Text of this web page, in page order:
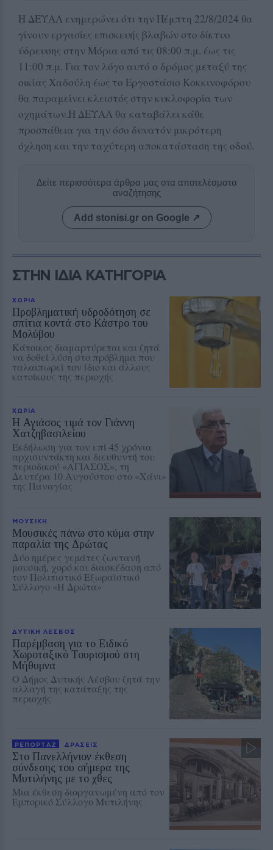
Η ΔΕΥΑΛ ενημερώνει ότι την Πέμπτη 22/8/2024 θα
γίνουν εργασίες επισκευής βλαβών στο δίκτυο
ύδρευσης στην Μόρια από τις 08:00 π.μ. έως τις
11:00 π.μ. Για τον λόγο αυτό ο δρόμος μεταξύ της
οικίας Χαδούλη έως το Εργοστάσιο Κοκκινοφόρου
θα παραμείνει κλειστός στην κυκλοφορία των
οχημάτων.Η ΔΕΥΑΛ θα καταβάλει κάθε
προσπάθεια για την όσο δυνατόν μικρότερη
όχληση και την ταχύτερη αποκατάσταση της οδού.
Δείτε περισσότερα άρθρα μας στα αποτελέσματα
αναζήτησης
Add stonisi.gr on Google ↗
ΣΤΗΝ ΙΔΙΑ ΚΑΤΗΓΟΡΙΑ
ΧΩΡΙΑ
Προβληματική υδροδότηση σε
σπίτια κοντά στο Κάστρο του
Μολύβου
Κάτοικος διαμαρτύρεται και ζητά
να δοθεί λύση στο πρόβλημα που
ταλαιπωρεί τον ίδιο και άλλους
κατοίκους της περιοχής
ΧΩΡΙΑ
Η Αγιάσος τιμά τον Γιάννη
Χατζηβασιλείου
Εκδήλωση για τον επί 45 χρόνια
αρχισυντάκτη και διευθυντή του
περιοδικού «ΑΓΙΑΣΟΣ», τη
Δευτέρα 10 Αυγούστου στο «Χάνι»
της Παναγίας
ΜΟΥΣΙΚΗ
Μουσικές πάνω στο κύμα στην
παραλία της Δρώτας
Δύο ημέρες γεμάτες ζωντανή
μουσική, χορό και διασκέδαση από
τον Πολιτιστικό Εξωραϊστικό
Σύλλογο «Η Δρώτα»
ΔΥΤΙΚΗ ΛΕΣΒΟΣ
Παρέμβαση για το Ειδικό
Χωροταξικό Τουρισμού στη
Μήθυμνα
Ο Δήμος Δυτικής Λέσβου ζητά την
αλλαγή της κατάταξης της
περιοχής
ΡΕΠΟΡΤΑΖ ΔΡΑΣΕΙΣ
Στο Πανελλήνιον έκθεση
σύνδεσης του σήμερα της
Μυτιλήνης με το χθες
Μια έκθεση διοργανωμένη από τον
Εμπορικό Σύλλογο Μυτιλήνης